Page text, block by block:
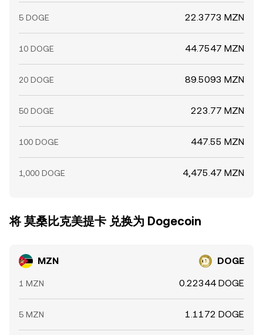
5 DOGE 22.3773 MZN
10 DOGE 44.7547 MZN
20 DOGE 89.5093 MZN
50 DOGE 223.77 MZN
100 DOGE 447.55 MZN
1,000 DOGE 4,475.47 MZN
将 莫桑比克美提卡 兑换为 Dogecoin
MZN DOGE
1 MZN 0.22344 DOGE
5 MZN 1.1172 DOGE